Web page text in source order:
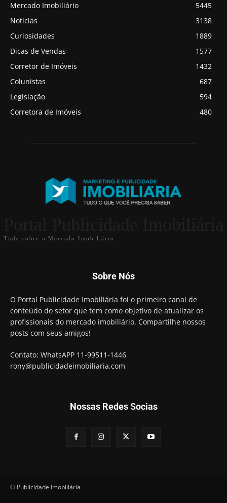
Mercado Imobiliário
5445
Notícias
3138
Curiosidades
1889
Dicas de Vendas
1577
Corretor de Imóveis
1432
Colunistas
687
Legislação
594
Corretora de Imóveis
480
Tudo sobre o Mercado Imobiliário
Sobre Nós
O Portal Publicidade Imobiliária foi o primeiro canal de
conteúdo do setor que tem como objetivo de atualizar os
profissionais do mercado imobiliário. Compartilhe nossos
posts com seus amigos!
Contato: WhatsAPP 11-99511-1446
rony@publicidadeimobiliaria.com
Nossas Redes Socias
© Publicidade Imobiliária